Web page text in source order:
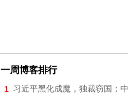
一周博客排行
1 习近平黑化成魔，独裁窃国；中